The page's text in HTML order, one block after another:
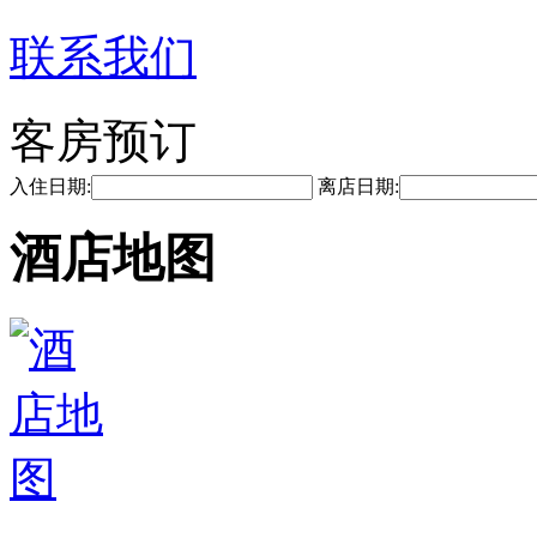
联系我们
客房预订
入住日期: 离店日期:
酒店地图